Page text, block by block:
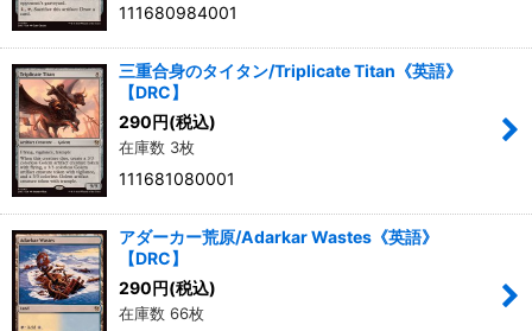
111680984001
三重合身のタイタン/Triplicate Titan《英語》
【DRC】
290円(税込)
在庫数 3枚
111681080001
アダーカー荒原/Adarkar Wastes《英語》
【DRC】
290円(税込)
在庫数 66枚